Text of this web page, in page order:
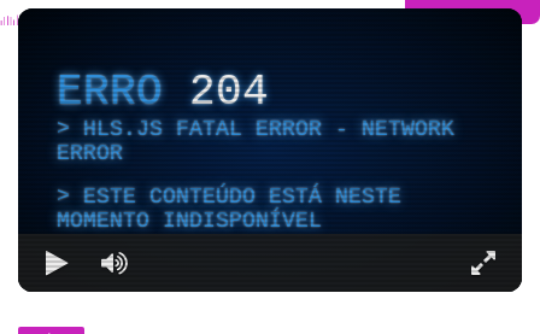
ERRO204
HLS.JS FATAL ERROR - NETWORK
ERROR
ESTE CONTEÚDO ESTÁ NESTE
MOMENTO INDISPONÍVEL